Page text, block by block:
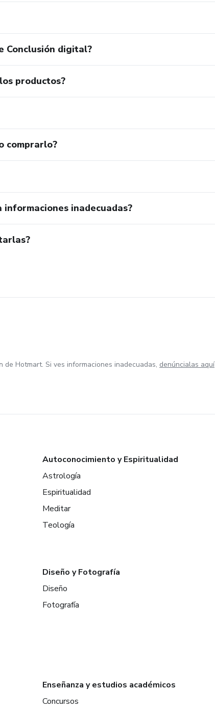
Conclusión digital?
productos?
comprarlo?
inadecuadas?
Hotmart. Si ves informaciones inadecuadas, denúncialas aquí
Autoconocimiento y Espiritualidad
Astrología
Espiritualidad
Meditar
Teología
Diseño y Fotografía
Diseño
Fotografía
Enseñanza y estudios académicos
Concursos